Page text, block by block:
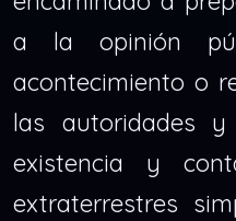
a la opinión
acontecimiento o
las autoridades
existencia y
extraterrestres